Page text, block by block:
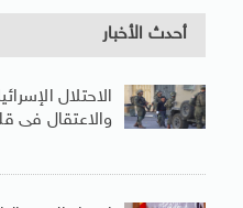
أحدث الأخبار
الاحتلال
والاعتقال فى